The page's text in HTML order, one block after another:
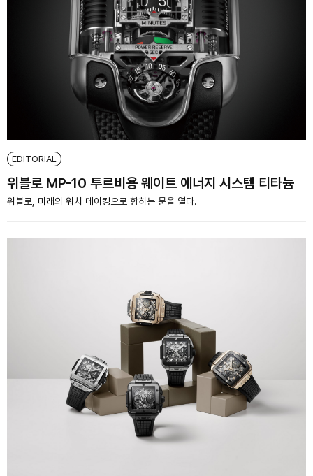
EDITORIAL
위블로 MP-10 투르비용 웨이트 에너지 시스템 티타늄
위블로, 미래의 워치 메이킹으로 향하는 문을 열다.